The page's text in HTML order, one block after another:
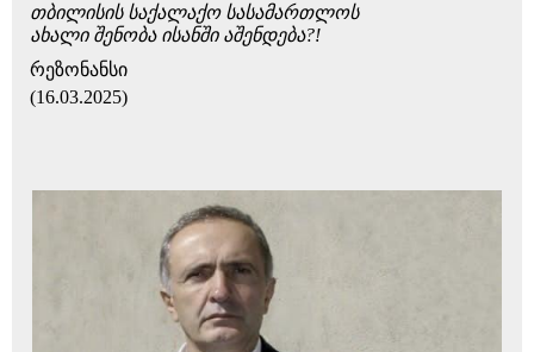
თბილისის საქალაქო სასამართლოს
ახალი შენობა ისანში აშენდება?!
რეზონანსი
(16.03.2025)